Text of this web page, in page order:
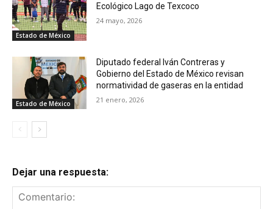
Estado de México
Ecológico Lago de Texcoco
24 mayo, 2026
Estado de México
Diputado federal Iván Contreras y
Gobierno del Estado de México revisan
normatividad de gaseras en la entidad
21 enero, 2026
Dejar una respuesta: